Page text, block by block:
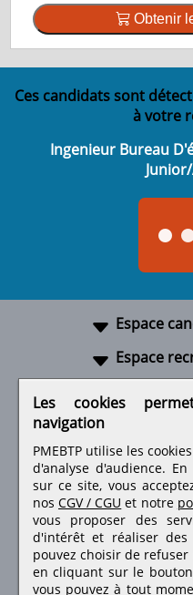
Obtenir
Ces candidats sont
à votre
Ingenieur Bureau
Espace
Espace
Retrouvez-nous
Les cookies
navigation
PMEBTP utilise les
d'analyse d'audience.
sur ce site, vous
nos CGV / CGU et notre
vous proposer des
d'intérêt et réaliser
pouvez choisir de
en cliquant sur le
vous pouvez à tout